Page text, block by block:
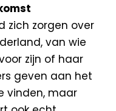
zich zorgen over
van wie
zijn of haar
geven aan het
vinden, maar